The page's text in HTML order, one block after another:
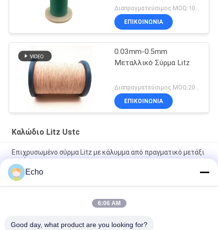
Wire
ΕΠΙΚΟΙΝΩΝΙΑ
0.03mm-0.5mm
Μεταλλικό Σύρμα Litz
ΕΠΙΚΟΙΝΩΝΙΑ
Καλώδιο Litz Ustc
Επιχρυσωμένο σύρμα Litz με κάλυμμα από πραγματικό μετάξι
για ήχο
Σερβίρισμα από φυσικό μετάξι 0,055mm Επιχρυσωμένο
σύρμα Litz για ήχο
Σύρμα USTC εμαγιέ 0,055mmx126 Φυσικό μετάξι
Echo
6:06 AM
Good day, what product are you looking for?